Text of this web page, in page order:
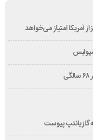
آمریکا امتیاز می‌خواهد
گازیانتپ پیوست